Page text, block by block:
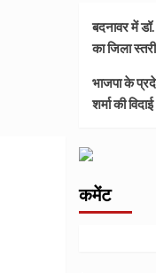
बदनावर में
का जिला
भाजपा के
शर्मा की
कमेंट